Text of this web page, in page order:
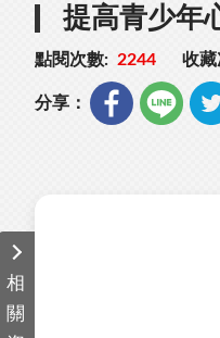
提高青少年
點閱次數: 2244 收藏
分享：
相
關